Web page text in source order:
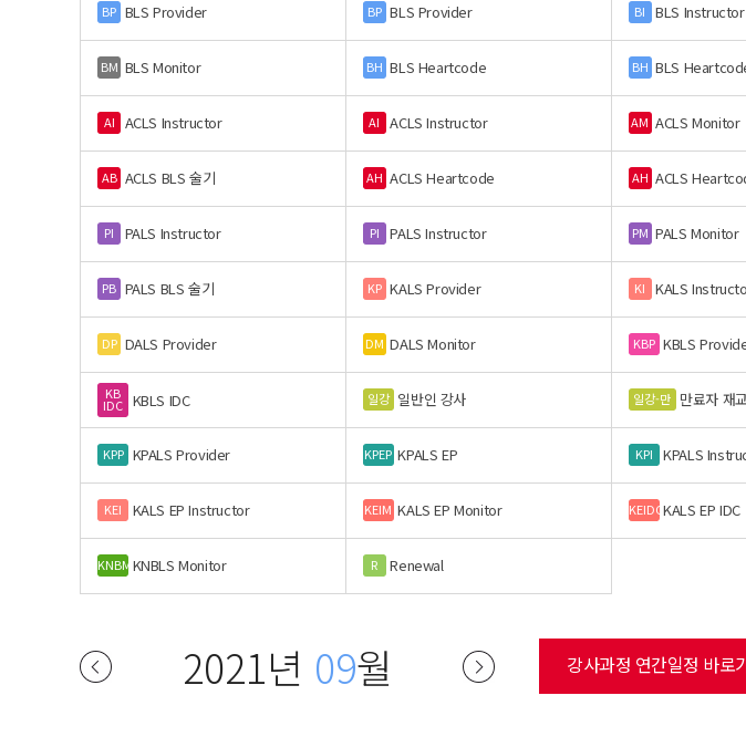
BP BLS Provider BP BLS Provider BI BLS Instructor
BM BLS Monitor BH BLS Heartcode BH BLS
AI ACLS Instructor AI ACLS Instructor AM ACLS Monitor
AB ACLS BLS 술기 AH ACLS Heartcode AH ACLS
PI PALS Instructor PI PALS Instructor PM PALS Monitor
PB PALS BLS 술기 KP KALS Provider KI KALS
DP DALS Provider DM DALS Monitor KBP KBLS
KB
IDC KBLS IDC 일강 일반인 강사 일강-만 만료자 재
KPP KPALS Provider KPEP KPALS EP KPI KPALS
KEI KALS EP Instructor KEIM KALS EP Monitor KEIDCKALS EP IDC
KNBM KNBLS Monitor R Renewal
2021년 09월 강사과정 연간일정 바로